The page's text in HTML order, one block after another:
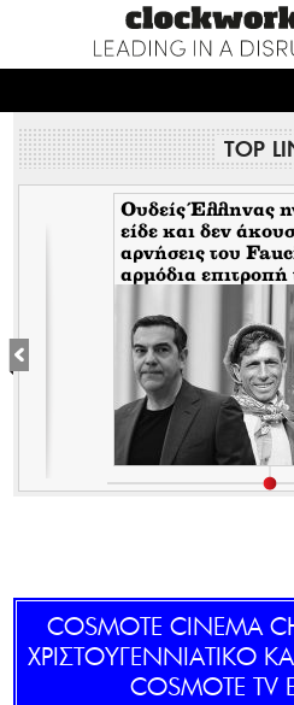
NEWS DESK
THE ONES WHO DO
MAGAZINE
SOOZIE’S FRIENDS
TOP
Ουδείς Έλληνας
είδε και δεν
αρνήσεις του
αρμόδια επιτροπή
Κογκρέσου. Δείτε
COSMOTE CINEMA
ΧΡΙΣΤΟΥΓΕΝΝΙΑΤΙΚΟ
COSMOTE TV